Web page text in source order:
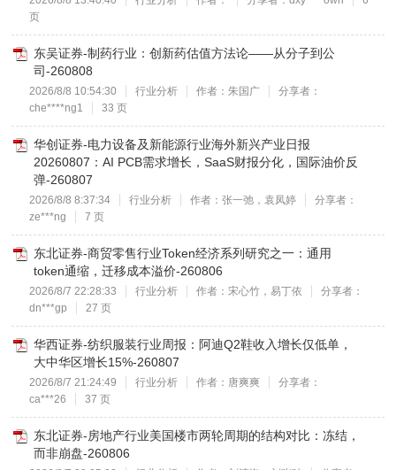
页
东吴证券-制药行业：创新药估值方法论——从分子到公
司-260808
2026/8/8 10:54:30 行业分析 作者：朱国广
分享者：
che****ng1
33 页
华创证券-电力设备及新能源行业海外新兴产业日报
20260807：AI PCB需求增长，SaaS财报分化，国际油价反
弹-260807
2026/8/8 8:37:34 行业分析 作者：张一弛，袁凤婷
分享者：
ze***ng
7 页
东北证券-商贸零售行业Token经济系列研究之一：通用
token通缩，迁移成本溢价-260806
2026/8/7 22:28:33 行业分析 作者：宋心竹，易丁依
分享者：
dn***gp
27 页
华西证券-纺织服装行业周报：阿迪Q2鞋收入增长仅低单，
大中华区增长15%-260807
2026/8/7 21:24:49 行业分析 作者：唐爽爽
分享者：
ca***26
37 页
东北证券-房地产行业美国楼市两轮周期的结构对比：冻结，
而非崩盘-260806